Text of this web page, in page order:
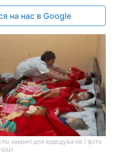
на нас в Google
закриті для відвідувачів / фото